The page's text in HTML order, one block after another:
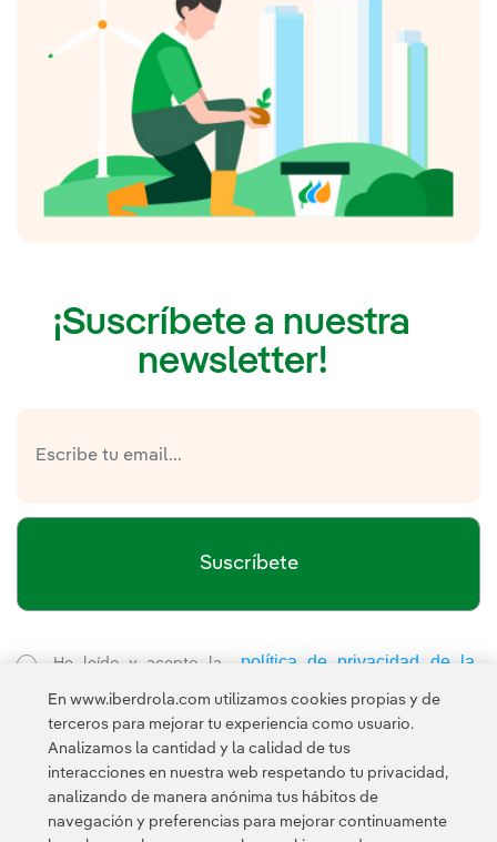
¡Suscríbete a nuestra
newsletter!
Suscríbete
He leído y acepto la
política de privacidad de la
Newsletter
Enlace externo, se abre en ventana nueva.
Esta página está protegida por reCAPTCHA y se aplican la
Política de privacidad y los
En www.iberdrola.com utilizamos cookies propias y de
terceros para mejorar tu experiencia como usuario.
Analizamos la cantidad y la calidad de tus
interacciones en nuestra web respetando tu privacidad,
analizando de manera anónima tus hábitos de
navegación y preferencias para mejorar continuamente